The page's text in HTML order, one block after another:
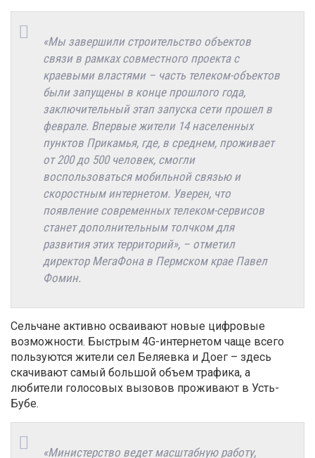
«Мы завершили строительство объектов
связи в рамках совместного проекта с
краевыми властями – часть телеком-объектов
были запущены в конце прошлого года,
заключительный этап запуска сети прошел в
феврале. Впервые жители 14 населенных
пунктов Прикамья, где, в среднем, проживает
от 200 до 500 человек, смогли
воспользоваться мобильной связью и
скоростным интернетом. Уверен, что
появление современных телеком-сервисов
станет дополнительным толчком для
развития этих территорий», – отметил
директор МегаФона в Пермском крае Павел
Фомин.
Сельчане активно осваивают новые цифровые
возможности. Быстрым 4G-интернетом чаще всего
пользуются жители сел Беляевка и Доег – здесь
скачивают самый большой объем трафика, а
любители голосовых вызовов проживают в Усть-
Бубе.
«Министерство ведет масштабную работу,